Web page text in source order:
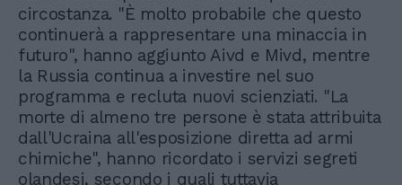
circostanza. "È molto probabile che questo
continuerà a rappresentare una minaccia in
futuro", hanno aggiunto Aivd e Mivd, mentre
la Russia continua a investire nel suo
programma e recluta nuovi scienziati. "La
morte di almeno tre persone è stata attribuita
dall'Ucraina all'esposizione diretta ad armi
chimiche", hanno ricordato i servizi segreti
olandesi, secondo i quali tuttavia